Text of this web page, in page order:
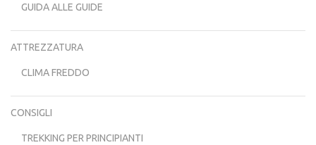
GUIDA ALLE GUIDE
ATTREZZATURA
CLIMA FREDDO
CONSIGLI
TREKKING PER PRINCIPIANTI